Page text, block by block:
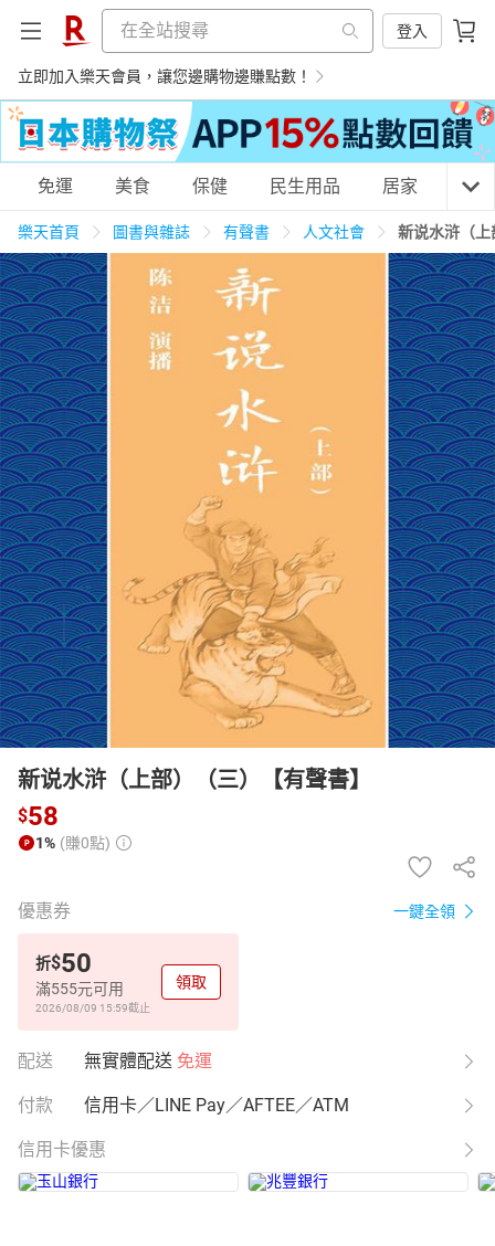
登入
立即加入樂天會員，讓您邊購物邊賺點數！
購物網分類
天天免運 美食蛋糕 養生保健 民生用品
居家生活 親子玩具
女裝 化妝保養 情趣用品
日本購物 電子/紙本書
HOT
免運 美食 保健 民生用品 居家 3C
樂天首頁 圖書與雜誌 有聲書 人文社會 新说水浒（
新说水浒（上部）（三）【有聲書】
$58
1% (賺0點)
優惠券 一鍵全領
折$50
滿555元可用
2026/08/09 15:59截止
領取
配送 無實體配送 免運
付款 信用卡／LINE Pay／AFTEE／ATM
信用卡優惠